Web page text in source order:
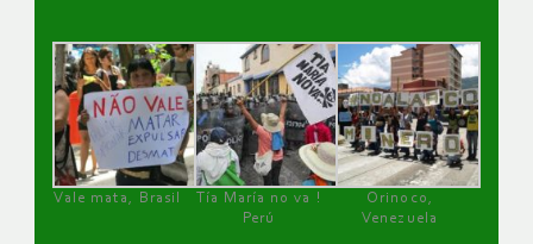
Vale mata, Brasil
Tía María no va !
Perú
Orinoco,
Venezuela